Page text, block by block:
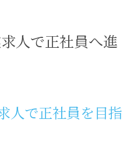
設業求人で活躍するコ
崎県日向市の働き方
成長できる働き方と
人で正社員へ進
人で正社員を目指